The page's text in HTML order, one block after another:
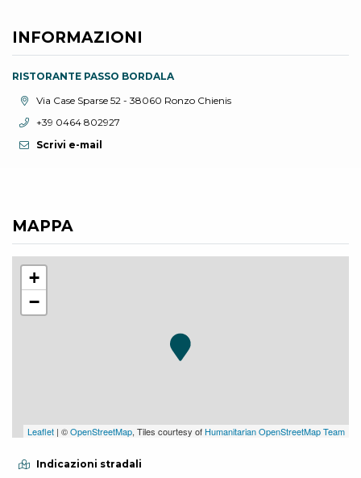
INFORMAZIONI
RISTORANTE PASSO BORDALA
Località:Via Case Sparse 52 - 38060 Ronzo Chienis
Telefono:
+39 0464 802927
Scrivi e-mail
MAPPA
+
−
Leaflet | ©OpenStreetMap, Tiles courtesy of Humanitarian OpenStreetMap Team
Indicazioni stradali